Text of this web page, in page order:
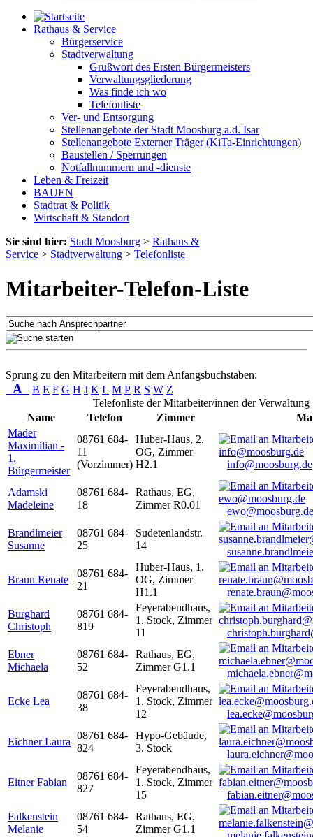
Rathaus & Service
Bürgerservice
Stadtverwaltung
Grußwort des Ersten Bürgermeisters
Verwaltungsgliederung
Was finde ich wo
Telefonliste
Ver- und Entsorgung
Stellenangebote der Stadt Moosburg a.d. Isar
Stellenangebote Externer Träger (KiTa-Einrichtungen)
Baustellen / Sperrungen
Notfallnummern und -dienste
Leben & Freizeit
BAUEN
Stadtrat & Politik
Wirtschaft & Standort
Sie sind hier: Stadt Moosburg > Rathaus &
Service > Stadtverwaltung > Telefonliste
Mitarbeiter-Telefon-Liste
Sprung zu den Mitarbeitern mit dem Anfangsbuchstaben:
A B E F G H J K L M P R S W Z
Telefonliste der Mitarbeiter/innen der Verwaltung
Name
Telefon Zimmer
Mader
Maximilian -
1.
Bürgermeister
08761 684-
11
(Vorzimmer)
Huber-Haus, 2.
OG, Zimmer
H2.1
info@moosburg.de
Adamski
Madeleine
08761 684-
18
Rathaus, EG,
Zimmer R0.01
ewo@moosburg.de
Brandlmeier
Susanne
08761 684-
25
Sudetenlandstr.
14
Braun Renate
08761 684-
21
Huber-Haus, 1.
OG, Zimmer
H1.1
Burghard
Christoph
08761 684-
819
Feyerabendhaus,
1. Stock, Zimmer
11
Ebner
Michaela
08761 684-
52
Rathaus, EG,
Zimmer G1.1
Ecke Lea
08761 684-
38
Feyerabendhaus,
1. Stock, Zimmer
12
Eichner Laura
08761 684-
824
Hypo-Gebäude,
3. Stock
Eitner Fabian
08761 684-
827
Feyerabendhaus,
1. Stock, Zimmer
15
Falkenstein
Melanie
08761 684-
54
Rathaus, EG,
Zimmer G1.1